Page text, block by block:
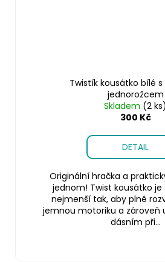
Twistík kousátko bílé
jednorožcem
Skladem (2 ks)
300 Kč
DETAIL
Originální hračka a
jednom! Twist kousátko
nejmenší tak, aby plně
jemnou motoriku a zároveň
dásním při...